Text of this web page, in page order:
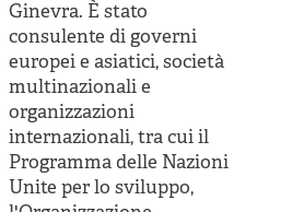
Valutazione e dintorni
Ginevra. È stato
consulente di governi
europei e asiatici, società
multinazionali e
organizzazioni
internazionali, tra cui il
Programma delle Nazioni
Unite per lo sviluppo,